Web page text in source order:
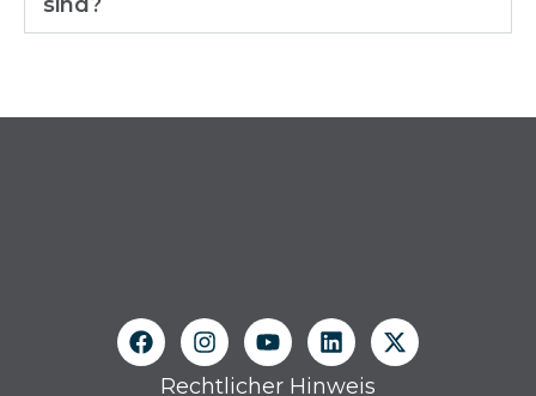
Rechtlicher Hinweis